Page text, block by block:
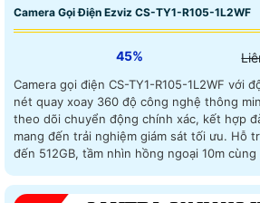
Camera Gọi Điện Ezviz CS-TY1-R105-1L2WF
45%
Camera gọi điện CS-TY1-R105-1L2WF với
nét quay xoay 360 độ công nghệ thông
theo dõi chuyển động chính xác, kết hợp
mang đến trải nghiệm giám sát tối ưu. Hỗ trợ khe cắm thẻ nhớ lên
đến 512GB, tầm nhìn hồng ngoại 10m